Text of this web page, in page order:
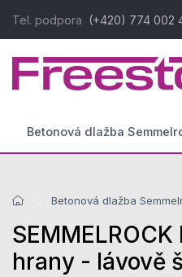
Tel. podpora (+420) 774 002
Betonová dlažba
Betonová dlažba
hrany - lávově